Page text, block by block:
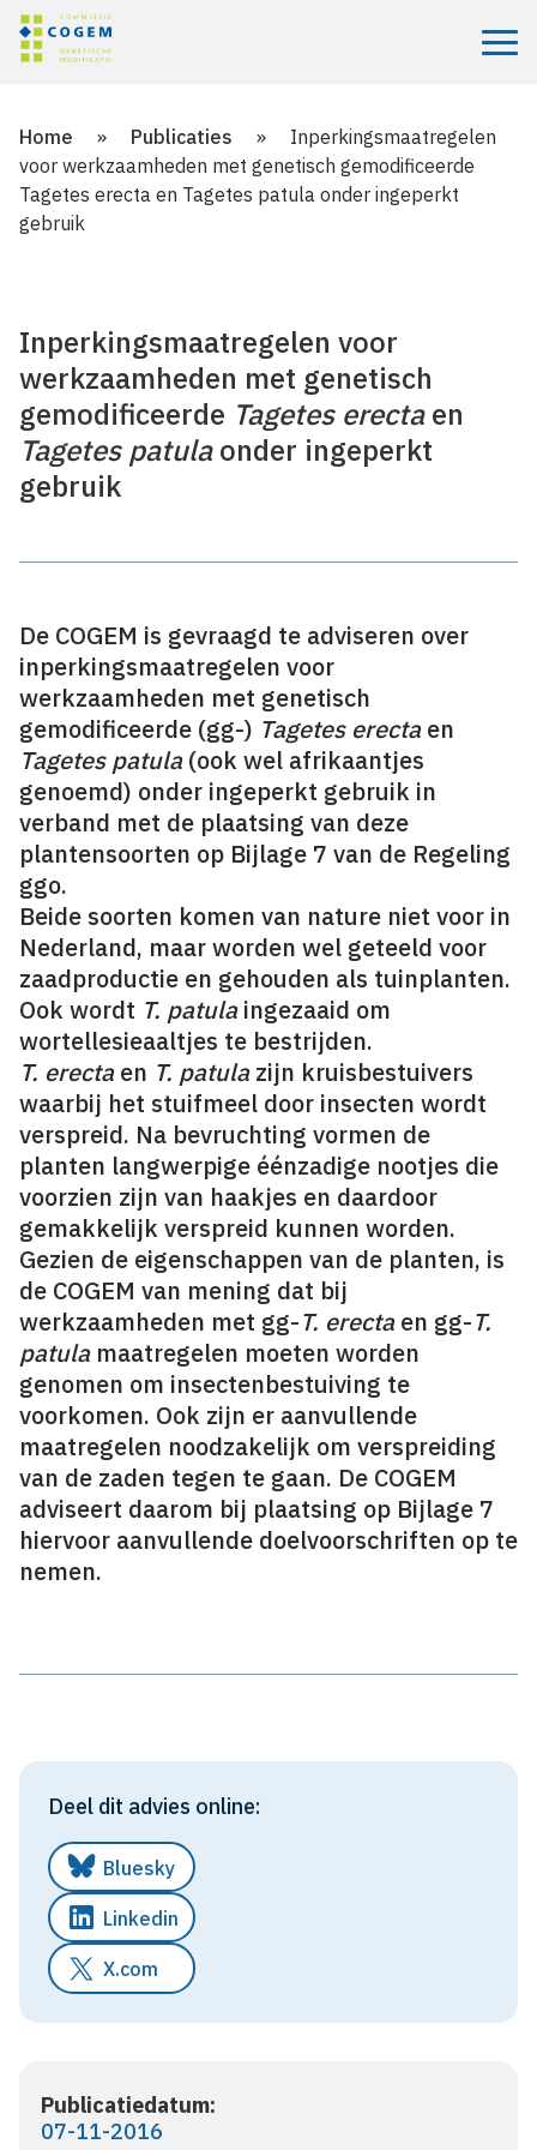
Menu
Home » Publicaties »
Inperkingsmaatregelen
voor werkzaamheden met genetisch gemodificeerde
Tagetes erecta en Tagetes patula onder ingeperkt
gebruik
Publicatiedatum:
07-11-2016
Inperkingsmaatregelen voor
werkzaamheden met genetisch
gemodificeerde Tagetes erectaen
Tagetes patulaonder ingeperkt
gebruik
De COGEM is gevraagd te adviseren over
inperkingsmaatregelen voor
werkzaamheden met genetisch
gemodificeerde (gg-) Tagetes erectaen
Tagetes patula(ook wel afrikaantjes
genoemd) onder ingeperkt gebruik in
verband met de plaatsing van deze
plantensoorten op Bijlage 7 van de Regeling
ggo.
Beide soorten komen van nature niet voor in
Nederland, maar worden wel geteeld voor
zaadproductie en gehouden als tuinplanten.
Ook wordt T. patulaingezaaid om
wortellesieaaltjes te bestrijden.
T. erectaen T. patulazijn kruisbestuivers
waarbij het stuifmeel door insecten wordt
verspreid. Na bevruchting vormen de
planten langwerpige éénzadige nootjes die
voorzien zijn van haakjes en daardoor
gemakkelijk verspreid kunnen worden.
Gezien de eigenschappen van de planten, is
de COGEM van mening dat bij
werkzaamheden met gg-T. erectaen gg-T.
patulamaatregelen moeten worden
genomen om insectenbestuiving te
voorkomen. Ook zijn er aanvullende
maatregelen noodzakelijk om verspreiding
van de zaden tegen te gaan. De COGEM
adviseert daarom bij plaatsing op Bijlage 7
hiervoor aanvullende doelvoorschriften op te
nemen.
Deel dit advies online:
Bluesky
Linkedin
X.com